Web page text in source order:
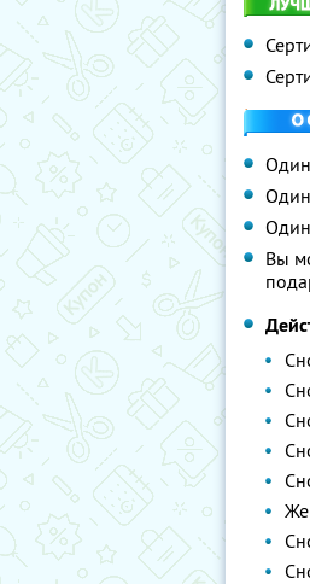
Один
Один
Один
Вы